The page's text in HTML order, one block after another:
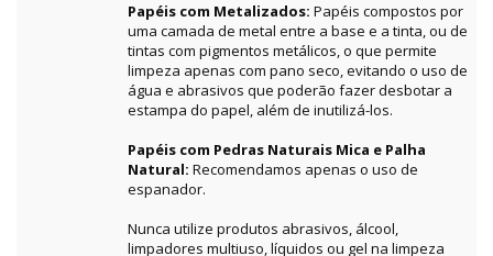
Papéis com Metalizados: Papéis compostos por
uma camada de metal entre a base e a tinta, ou de
tintas com pigmentos metálicos, o que permite
limpeza apenas com pano seco, evitando o uso de
água e abrasivos que poderão fazer desbotar a
estampa do papel, além de inutilizá-los.
Papéis com Pedras Naturais Mica e Palha
Natural: Recomendamos apenas o uso de
espanador.
Nunca utilize produtos abrasivos, álcool,
limpadores multiuso, líquidos ou gel na limpeza